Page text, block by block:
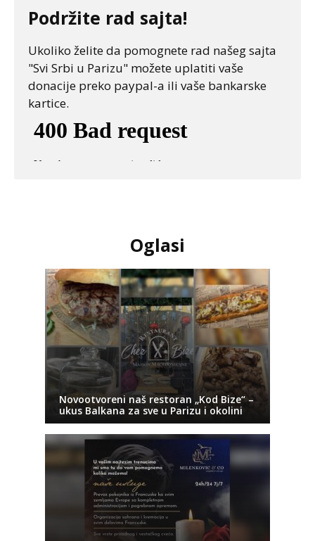
Podržite rad sajta!
Ukoliko želite da pomognete rad našeg sajta
"Svi Srbi u Parizu" možete uplatiti vaše
donacije preko paypal-a ili vaše bankarske
kartice.
Oglasi
Novootvoreni naš restoran „Kod Bize“ –
ukus Balkana za sve u Parizu i okolini